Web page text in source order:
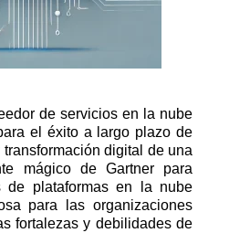
de servicios en la nube
el éxito a largo plazo de
transformación digital de una
mágico de Gartner para
de plataformas en la nube
para las organizaciones
fortalezas y debilidades de